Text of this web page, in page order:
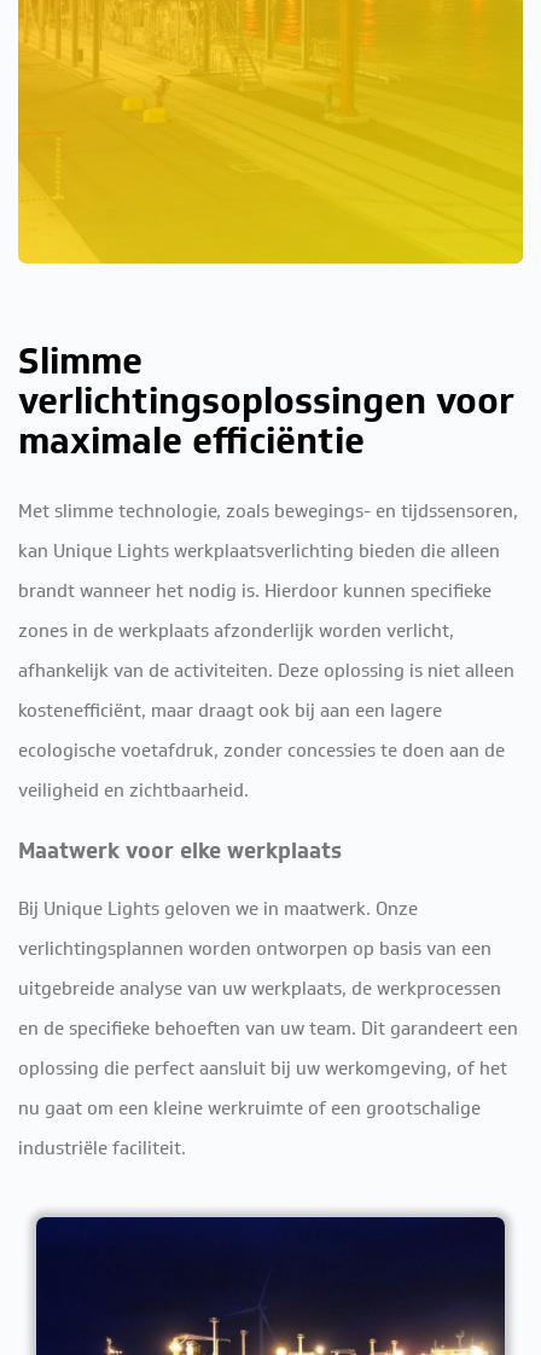
Slimme
verlichtingsoplossingen voor
maximale efficiëntie
Met slimme technologie, zoals bewegings- en tijdssensoren,
kan Unique Lights werkplaatsverlichting bieden die alleen
brandt wanneer het nodig is. Hierdoor kunnen specifieke
zones in de werkplaats afzonderlijk worden verlicht,
afhankelijk van de activiteiten. Deze oplossing is niet alleen
kostenefficiënt, maar draagt ook bij aan een lagere
ecologische voetafdruk, zonder concessies te doen aan de
veiligheid en zichtbaarheid.
Maatwerk voor elke werkplaats
Bij Unique Lights geloven we in maatwerk. Onze
verlichtingsplannen worden ontworpen op basis van een
uitgebreide analyse van uw werkplaats, de werkprocessen
en de specifieke behoeften van uw team. Dit garandeert een
oplossing die perfect aansluit bij uw werkomgeving, of het
nu gaat om een kleine werkruimte of een grootschalige
industriële faciliteit.